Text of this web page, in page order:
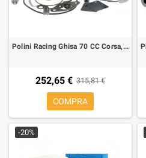
Polini Racing Ghisa 70 CC Corsa, Ø 47 Minarelli Orizzontale H2O, sp. Ø 10
252,65 € 315,81 €
COMPRA
-20%